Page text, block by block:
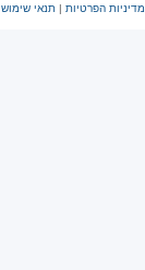
מדיניות הפרטיות | תנאי שימוש